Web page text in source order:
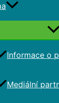
Informace o
Mediální